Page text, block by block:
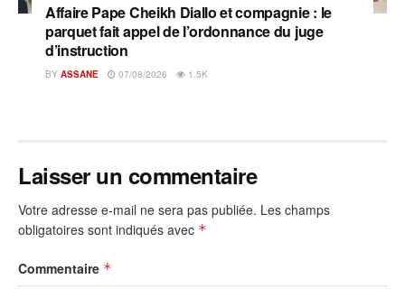
Affaire Pape Cheikh Diallo et compagnie : le
parquet fait appel de l’ordonnance du juge
d’instruction
BY ASSANE 07/08/2026 1.5K
Laisser un commentaire
Votre adresse e-mail ne sera pas publiée. Les champs
obligatoires sont indiqués avec *
Commentaire *